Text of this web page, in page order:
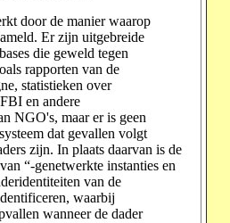
door de manier waarop
Er zijn uitgebreide
die geweld tegen
rapporten van de
statistieken over
en andere
NGO's, maar er is geen
dat gevallen volgt
zijn. In plaats daarvan is de
“-genetwerkte instanties en
van de
waarbij
wanneer de dader